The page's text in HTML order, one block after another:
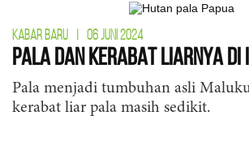
KABAR BARU 06 JUNI 2024
Pala dan Kerabat Liarnya di
Pala menjadi tumbuhan asli
kerabat liar pala masih sedikit.